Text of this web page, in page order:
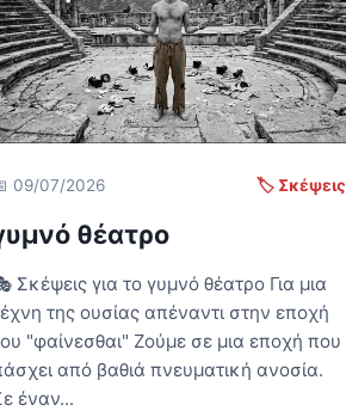
09/07/2026 🏷️ Σκέψεις
θέατρο
Σκέψεις για το γυμνό θέατρο Για μια
της ουσίας απέναντι στην εποχή
"φαίνεσθαι" Ζούμε σε μια εποχή που
από βαθιά πνευματική ανοσία.
έναν...